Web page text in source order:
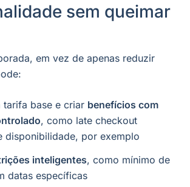
sem queimar
em vez de apenas reduzir
tarifa base e criar benefícios com
, como late checkout
disponibilidade, por exemplo
inteligentes, como mínimo de
datas específicas